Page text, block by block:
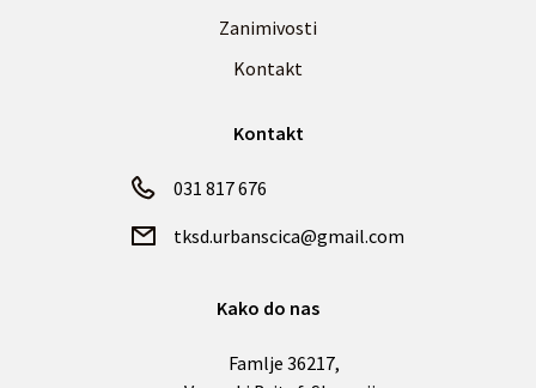
Zanimivosti
Kontakt
Kontakt
031 817 676
tksd.urbanscica@gmail.com
Kako do nas
Famlje 36217,